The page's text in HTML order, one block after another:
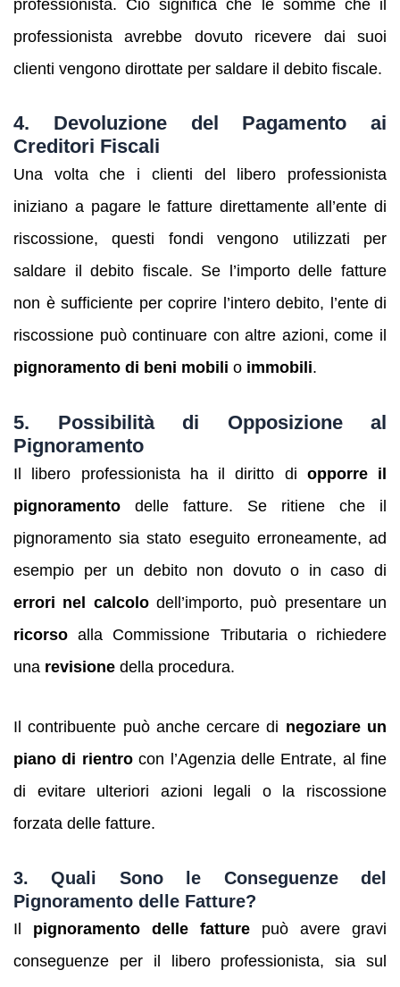
professionista. Ciò significa che le somme che il
professionista avrebbe dovuto ricevere dai suoi
clienti vengono dirottate per saldare il debito fiscale.
4. Devoluzione del Pagamento ai
Creditori Fiscali
Una volta che i clienti del libero professionista
iniziano a pagare le fatture direttamente all’ente di
riscossione, questi fondi vengono utilizzati per
saldare il debito fiscale. Se l’importo delle fatture
non è sufficiente per coprire l’intero debito, l’ente di
riscossione può continuare con altre azioni, come il
pignoramento di beni mobili o immobili.
5. Possibilità di Opposizione al
Pignoramento
Il libero professionista ha il diritto di opporre il
pignoramento delle fatture. Se ritiene che il
pignoramento sia stato eseguito erroneamente, ad
esempio per un debito non dovuto o in caso di
errori nel calcolodell’importo, può presentare un
ricorso alla Commissione Tributaria o richiedere
una revisione della procedura.
Il contribuente può anche cercare di negoziare un
piano di rientrocon l’Agenzia delle Entrate, al fine
di evitare ulteriori azioni legali o la riscossione
forzata delle fatture.
3.Quali Sono le Conseguenze del
Pignoramento delle Fatture?
Il pignoramento delle fatture può avere gravi
conseguenze per il libero professionista, sia sul